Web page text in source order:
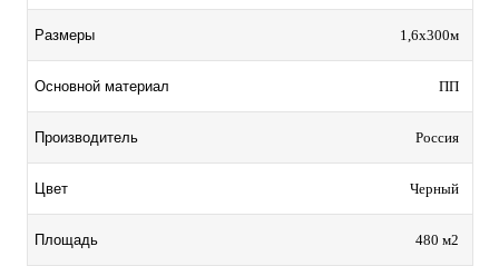
Размеры 1,6х300м
Основной материал ПП
Производитель Россия
Цвет Черный
Площадь 480 м2